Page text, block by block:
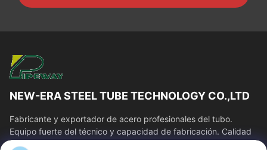
NEW-ERA STEEL TUBE TECHNOLOGY CO.,LTD
Fabricante y exportador de acero profesionales del tubo.
Equipo fuerte del técnico y capacidad de fabricación. Calidad
estable del tubo y precio...